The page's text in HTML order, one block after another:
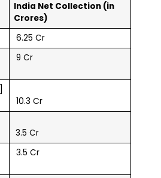
India Net Collection (in
Crores)
₹ 6.25 Cr
₹ 9 Cr
₹ 10.3 Cr
3.5 Cr
₹ 3.5 Cr